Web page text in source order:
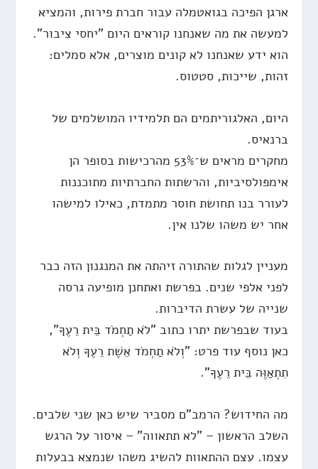
ארגן הפיכה בגואטמלה עבור חברת פירות, והמציא
למעשה את מה שאנחנו קוראים היום "יחסי ציבור".
הוא ידע שאנחנו לא קונים מוצרים, אלא סמלים:
זהות, שייכות, סטטוס.
היום, האלגוריתמים הם תלמידיו המושלמים של
ברנאיס.
מחקרים מראים ש־53% מהרכישות בסופר הן
אימפולסיביות, והרשתות החברתיות מתוכננות
לעורר בנו תחושת חוסר מתמדת, כאילו למישהו
אחר יש משהו שלנו אין.
מעניין לגלות שהתורה זיהתה את המנגנון הזה כבר
לפני אלפי שנים. בפרשת ואתחנן מופיעה גרסה
שנייה של עשרת הדיברות.
בעוד שבפרשת יתרו כתוב "לֹא תַחְמֹד בֵּית רֵעֶךָ",
כאן נוסף עוד פרט: "וְלֹא תַחְמֹד אֵשֶׁת רֵעֶךָ וְלֹא
תִתְאַוֶּה בֵּית רֵעֶךָ".
מה החידוש? הרמב"ם מסביר שיש כאן שני שלבים.
השלב הראשון – "לא תתאווה" – איסור על הרגש
עצמו. עצם ההתאוות להשיג משהו שנמצא בבעלות